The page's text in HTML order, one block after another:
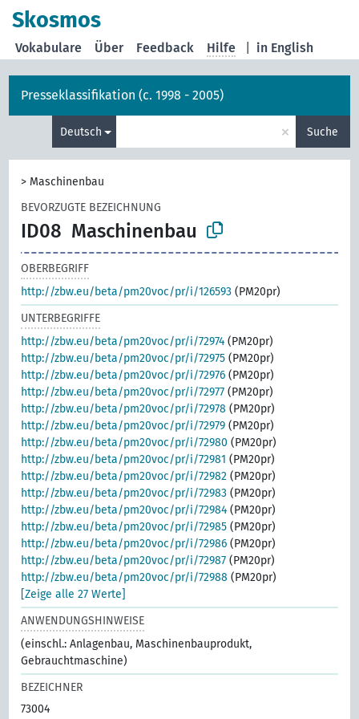
Skosmos
in English
Vokabulare Über Feedback Hilfe
Presseklassifikation (c. 1998 - 2005)
Deutsch × Suche
> Maschinenbau
BEVORZUGTE BEZEICHNUNG
ID08 Maschinenbau
OBERBEGRIFF
http://zbw.eu/beta/pm20voc/pr/i/126593 (PM20pr)
UNTERBEGRIFFE
http://zbw.eu/beta/pm20voc/pr/i/72974 (PM20pr)
http://zbw.eu/beta/pm20voc/pr/i/72975 (PM20pr)
http://zbw.eu/beta/pm20voc/pr/i/72976 (PM20pr)
http://zbw.eu/beta/pm20voc/pr/i/72977 (PM20pr)
http://zbw.eu/beta/pm20voc/pr/i/72978 (PM20pr)
http://zbw.eu/beta/pm20voc/pr/i/72979 (PM20pr)
http://zbw.eu/beta/pm20voc/pr/i/72980 (PM20pr)
http://zbw.eu/beta/pm20voc/pr/i/72981 (PM20pr)
http://zbw.eu/beta/pm20voc/pr/i/72982 (PM20pr)
http://zbw.eu/beta/pm20voc/pr/i/72983 (PM20pr)
http://zbw.eu/beta/pm20voc/pr/i/72984 (PM20pr)
http://zbw.eu/beta/pm20voc/pr/i/72985 (PM20pr)
http://zbw.eu/beta/pm20voc/pr/i/72986 (PM20pr)
http://zbw.eu/beta/pm20voc/pr/i/72987 (PM20pr)
http://zbw.eu/beta/pm20voc/pr/i/72988 (PM20pr)
[Zeige alle 27 Werte]
ANWENDUNGSHINWEISE
(einschl.: Anlagenbau, Maschinenbauprodukt,
Gebrauchtmaschine)
BEZEICHNER
73004